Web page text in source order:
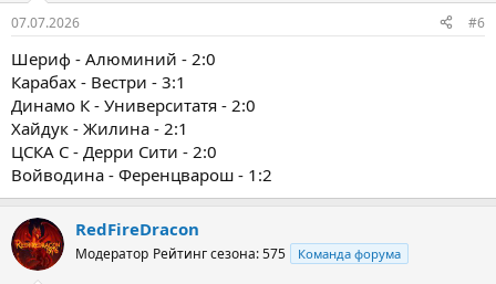
07.07.2026 #6
Шериф - Алюминий - 2:0
Карабах - Вестри - 3:1
Динамо К - Университатя - 2:0
Хайдук - Жилина - 2:1
ЦСКА С - Дерри Сити - 2:0
Войводина - Ференцварош - 1:2
RedFireDracon
Модератор Рейтинг сезона: 575 Команда форума